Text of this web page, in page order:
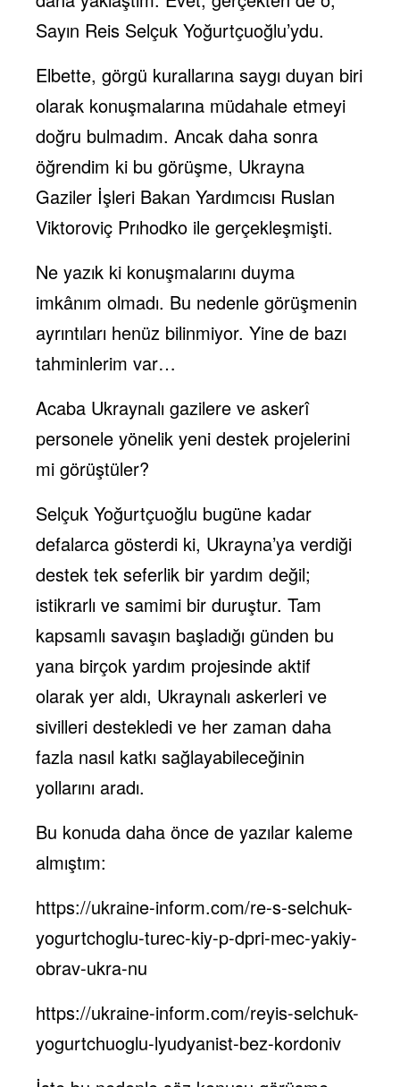
Sayın Reis Selçuk Yoğurtçuoğlu’ydu.
Elbette, görgü kurallarına saygı duyan biri
olarak konuşmalarına müdahale etmeyi
doğru bulmadım. Ancak daha sonra
öğrendim ki bu görüşme, Ukrayna
Gaziler İşleri Bakan Yardımcısı Ruslan
Viktoroviç Prıhodko ile gerçekleşmişti.
Ne yazık ki konuşmalarını duyma
imkânım olmadı. Bu nedenle görüşmenin
ayrıntıları henüz bilinmiyor. Yine de bazı
tahminlerim var…
Acaba Ukraynalı gazilere ve askerî
personele yönelik yeni destek projelerini
mi görüştüler?
Selçuk Yoğurtçuoğlu bugüne kadar
defalarca gösterdi ki, Ukrayna’ya verdiği
destek tek seferlik bir yardım değil;
istikrarlı ve samimi bir duruştur. Tam
kapsamlı savaşın başladığı günden bu
yana birçok yardım projesinde aktif
olarak yer aldı, Ukraynalı askerleri ve
sivilleri destekledi ve her zaman daha
fazla nasıl katkı sağlayabileceğinin
yollarını aradı.
Bu konuda daha önce de yazılar kaleme
almıştım:
https://ukraine-inform.com/re-s-selchuk-
yogurtchoglu-turec-kiy-p-dpri-mec-yakiy-
obrav-ukra-nu
https://ukraine-inform.com/reyis-selchuk-
yogurtchuoglu-lyudyanist-bez-kordoniv